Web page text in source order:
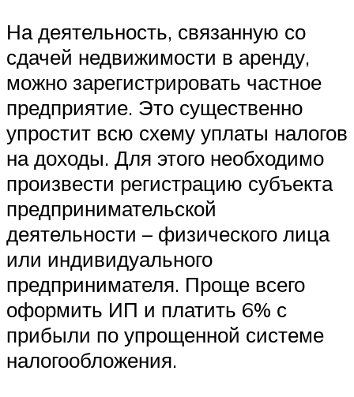
На деятельность, связанную со
сдачей недвижимости в аренду,
можно зарегистрировать частное
предприятие. Это существенно
упростит всю схему уплаты налогов
на доходы. Для этого необходимо
произвести регистрацию субъекта
предпринимательской
деятельности – физического лица
или индивидуального
предпринимателя. Проще всего
оформить ИП и платить 6% с
прибыли по упрощенной системе
налогообложения.